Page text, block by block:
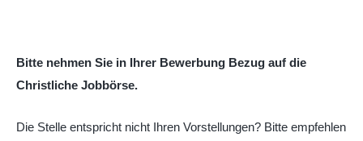
Bitte nehmen Sie in Ihrer Bewerbung Bezug auf die
Christliche Jobbörse.
Die Stelle entspricht nicht Ihren Vorstellungen? Bitte empfehlen